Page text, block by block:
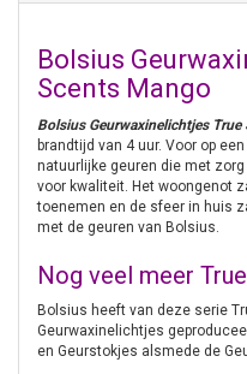
Bolsius
Scents Mango
Bolsius Geurwaxinelichtjes True
brandtijd van 4 uur. Voor op
natuurlijke geuren die met
voor kwaliteit. Het woongenot
toenemen en de sfeer in huis
met de geuren van Bolsius.
Nog veel meer
Bolsius heeft van deze serie
Geurwaxinelichtjes
en Geurstokjes alsmede de